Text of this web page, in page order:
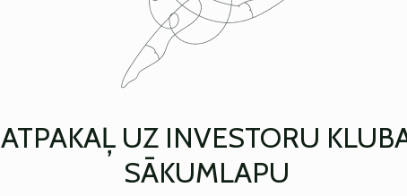
ATPAKAĻ UZ INVESTORU
SĀKUMLAPU